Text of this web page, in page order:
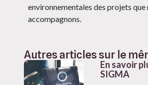
environnementales des projets que
accompagnons.
Autres articles sur le
En savoir
SIGMA